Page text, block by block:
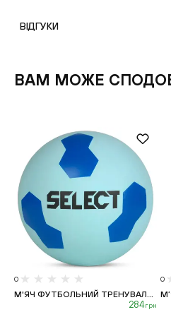
ВІДГУКИ
ВАМ МОЖЕ
0
М'ЯЧ ФУТБОЛЬНИЙ ТРЕНУВАЛЬНИЙ ІЗ ВИС...
284грн
0